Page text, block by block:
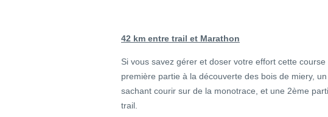
42 km entre trail et Marathon
Si vous savez gérer et doser votre effort cette
première partie à la découverte des bois de miery,
sachant courir sur de la monotrace, et une 2ème
trail.